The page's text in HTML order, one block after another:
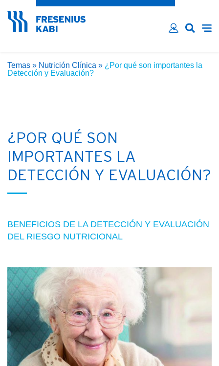
Email*
Recordarme
Temas » Nutrición Clínica » ¿Por qué son importantes la
Detección y Evaluación?
¿POR QUÉ SON
IMPORTANTES LA
DETECCIÓN Y EVALUACIÓN?
BENEFICIOS DE LA DETECCIÓN Y EVALUACIÓN
DEL RIESGO NUTRICIONAL